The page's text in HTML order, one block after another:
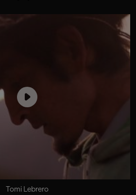
Tomi Lebrero